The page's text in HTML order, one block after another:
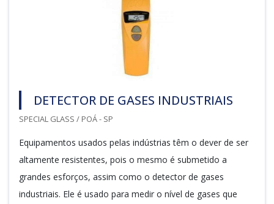
DETECTOR DE GASES INDUSTRIAIS
SPECIAL GLASS / POÁ - SP
Equipamentos usados pelas indústrias têm o dever de ser
altamente resistentes, pois o mesmo é submetido a
grandes esforços, assim como o detector de gases
industriais. Ele é usado para medir o nível de gases que